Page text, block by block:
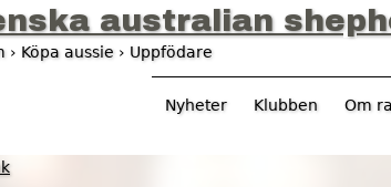
Jump to
australian
Nyheter Klubben Om
› Köpa aussie › Uppfödare